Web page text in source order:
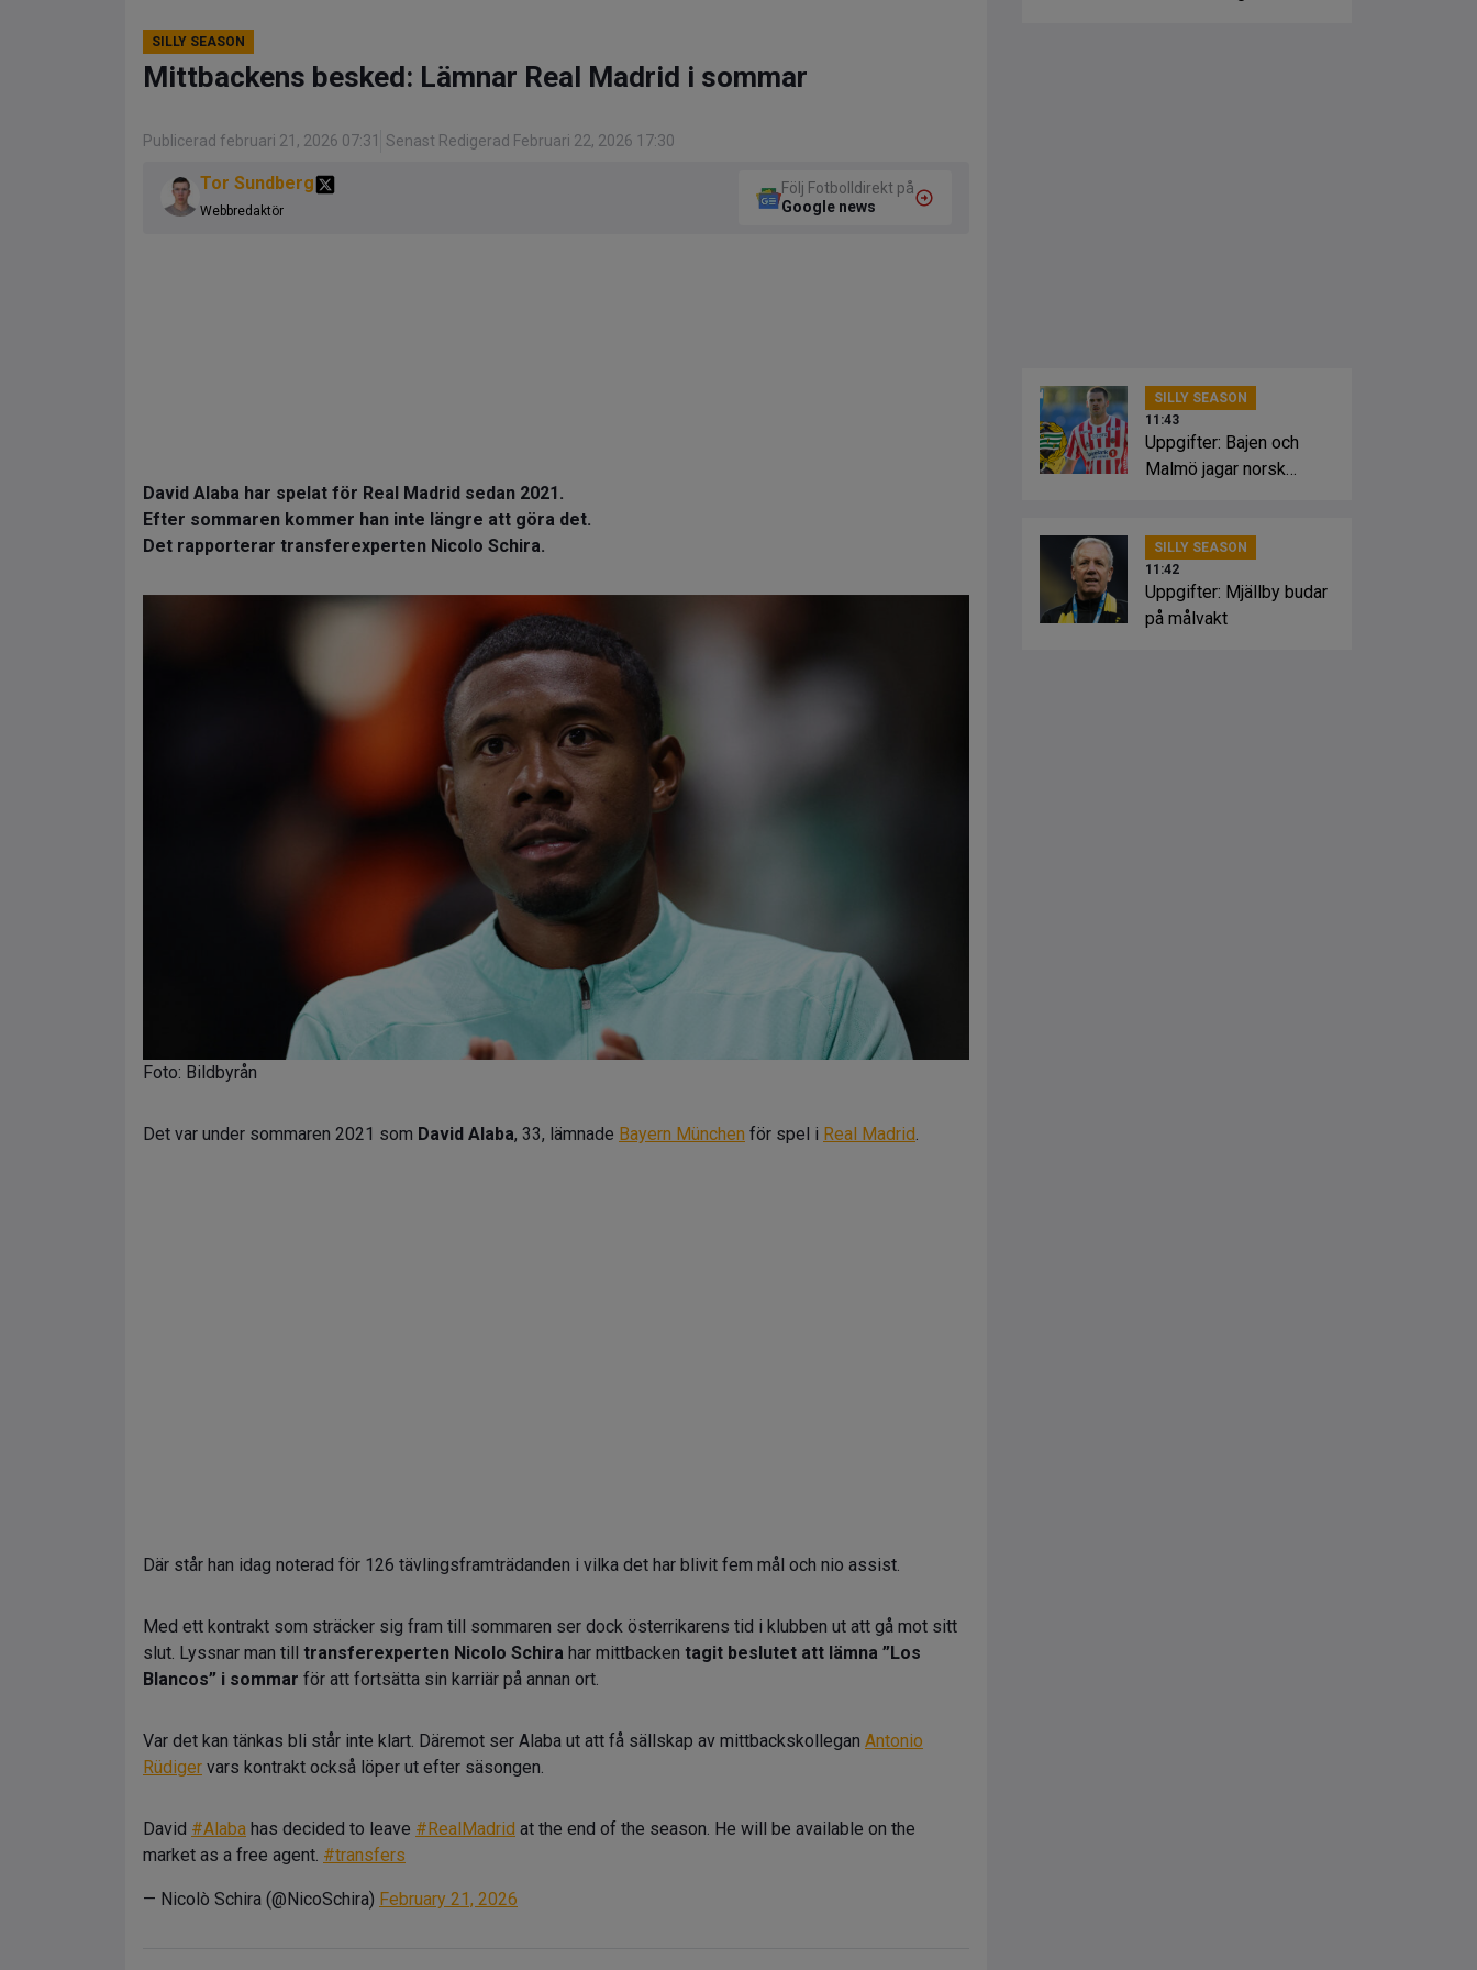
SILLY SEASON
Mittbackens besked: Lämnar Real Madrid i sommar
Publicerad februari 21, 2026 07:31 Senast Redigerad Februari 22, 2026 17:30
Tor Sundberg
Webbredaktör
Följ Fotbolldirekt på
Google news
David Alaba har spelat för Real Madrid sedan 2021.
Efter sommaren kommer han inte längre att göra det.
Det rapporterar transferexperten Nicolo Schira.
Foto: Bildbyrån
Det var under sommaren 2021 som David Alaba, 33, lämnade Bayern München för spel i Real Madrid.
Där står han idag noterad för 126 tävlingsframträdanden i vilka det har blivit fem mål och nio assist.
Med ett kontrakt som sträcker sig fram till sommaren ser dock österrikarens tid i klubben ut att gå mot sitt
slut. Lyssnar man till transferexperten Nicolo Schira har mittbacken tagit beslutet att lämna ”Los
Blancos” i sommar för att fortsätta sin karriär på annan ort.
Var det kan tänkas bli står inte klart. Däremot ser Alaba ut att få sällskap av mittbackskollegan Antonio
Rüdiger vars kontrakt också löper ut efter säsongen.
David #Alaba has decided to leave #RealMadrid at the end of the season. He will be available on the
market as a free agent. #transfers
— Nicolò Schira (@NicoSchira) February 21, 2026
SILLY SEASON
11:43
Uppgifter: Bajen och
Malmö jagar norsk
SILLY SEASON
11:42
Uppgifter: Mjällby budar
på målvakt